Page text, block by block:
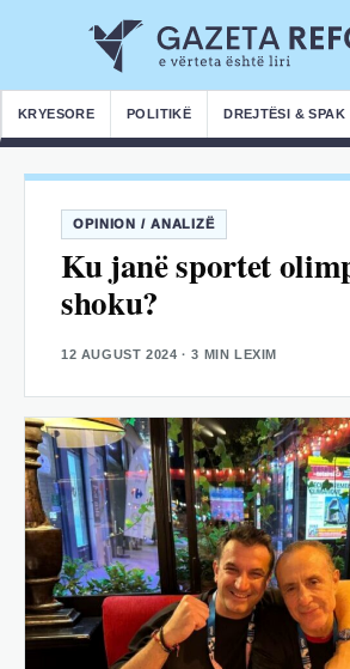
KRYESORE POLITIKË DREJTËSI & SPAK
OPINION / ANALIZË
Ku janë sportet
shoku?
12 AUGUST 2024 · 3 MIN LEXIM